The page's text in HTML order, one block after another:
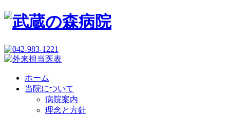
ホーム
当院について
病院案内
理念と方針